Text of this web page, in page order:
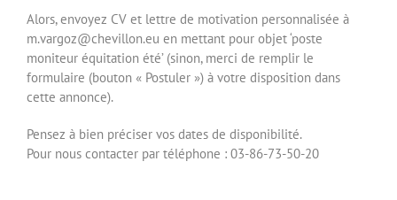
Alors, envoyez CV et lettre de motivation personnalisée à
m.vargoz@chevillon.eu en mettant pour objet ‘poste
moniteur équitation été’ (sinon, merci de remplir le
formulaire (bouton « Postuler ») à votre disposition dans
cette annonce).
Pensez à bien préciser vos dates de disponibilité.
Pour nous contacter par téléphone : 03-86-73-50-20